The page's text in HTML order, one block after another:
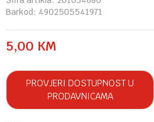
Barkod: 4902505541971
5,00 KM
PROVJERI DOSTUPNOST U
PRODAVNICAMA